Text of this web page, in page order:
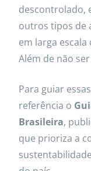
descontrolado,
outros tipos de
em larga
Além de não
Para guiar
referência o
Brasileira,
que prioriza a